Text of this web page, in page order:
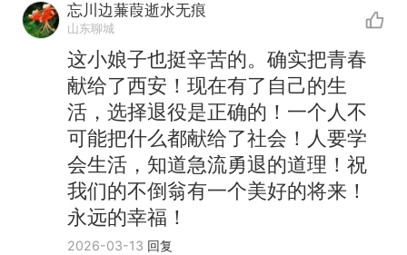
忘川边蒹葭逝水无痕
山东聊城
这小娘子也挺辛苦的。确实把青春
献给了西安！现在有了自己的生
活，选择退役是正确的！一个人不
可能把什么都献给了社会！人要学
会生活，知道急流勇退的道理！祝
我们的不倒翁有一个美好的将来！
永远的幸福！
2026-03-13 回复